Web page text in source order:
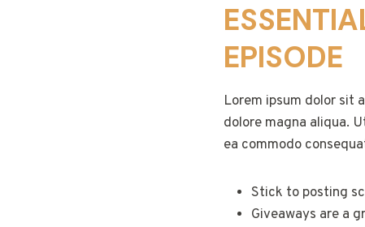
EPISODE
Lorem ipsum dolor sit
dolore magna aliqua.
ea commodo
Stick to posting
Giveaways are a